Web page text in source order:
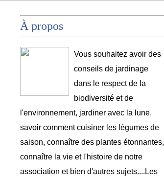
À propos
Vous souhaitez avoir des
conseils de jardinage
dans le respect de la
biodiversité et de
l'environnement, jardiner avec la lune,
savoir comment cuisiner les légumes de
saison, connaître des plantes étonnantes,
connaître la vie et l'histoire de notre
association et bien d'autres sujets....Les